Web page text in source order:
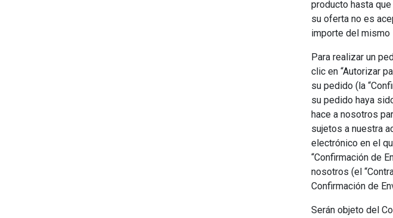
producto hasta
su oferta no es
importe del mismo
Para realizar un
clic en “Autorizar
su pedido (la
su pedido haya
hace a nosotros
sujetos a nuestra
electrónico en el
“Confirmación de
nosotros (el
Confirmación de
Serán objeto del